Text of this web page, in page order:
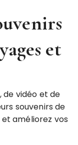
et
de vidéo et de
souvenirs de
améliorez vos